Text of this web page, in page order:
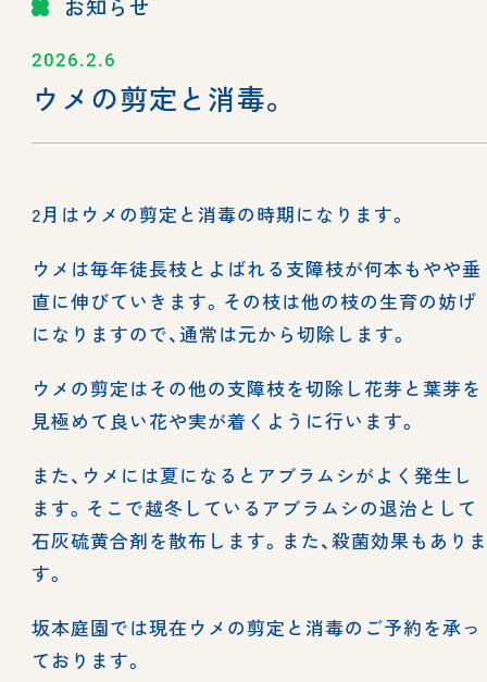
お知らせ
2026.2.6
ウメの剪定と消毒。
2月はウメの剪定と消毒の時期になります。
ウメは毎年徒長枝とよばれる支障枝が何本もやや垂
直に伸びていきます。その枝は他の枝の生育の妨げ
になりますので、通常は元から切除します。
ウメの剪定はその他の支障枝を切除し花芽と葉芽を
見極めて良い花や実が着くように行います。
また、ウメには夏になるとアブラムシがよく発生し
ます。そこで越冬しているアブラムシの退治として
石灰硫黄合剤を散布します。また、殺菌効果もあり
す。
坂本庭園では現在ウメの剪定と消毒のご予約を承っ
ております。